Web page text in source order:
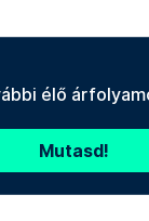
élő
Mutasd!